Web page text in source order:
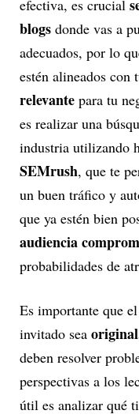
efectiva, es crucial
blogs donde vas a
adecuados, por lo
estén alineados con
relevante para tu
es realizar una
industria utilizando
SEMrush, que te
un buen tráfico y
que ya estén bien
audiencia
probabilidades de
Es importante que
invitado sea
deben resolver
perspectivas a los
útil es analizar qué